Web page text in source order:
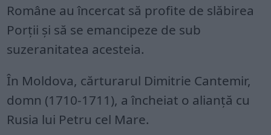
Române au încercat să profite de slăbirea
Porţii şi să se emancipeze de sub
suzeranitatea acesteia.
În Moldova, cărturarul Dimitrie Cantemir,
domn (1710-1711), a încheiat o alianţă cu
Rusia lui Petru cel Mare.